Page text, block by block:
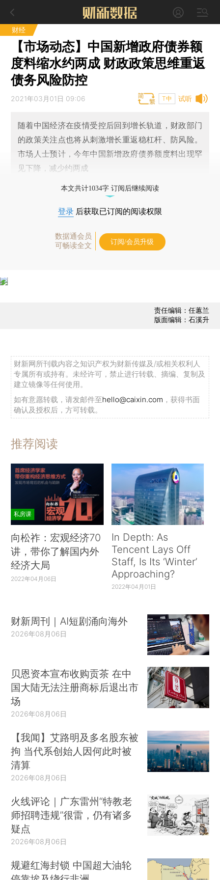
财经
【市场动态】中国新增政府债券额
度料缩水约两成 财政政策思维重返
债务风险防控
试听
2021年03月01日 09:06 T中
随着中国经济在疫情受控后回到增长轨道，财政部门
的政策关注点也将从刺激增长重返稳杠杆、防风险。
市场人士预计，今年中国新增政府债券额度料出现罕
见下降，减少约两成
本文共计1034字 订阅后继续阅读
登录 后获取已订阅的阅读权限
数据通会员
可畅读全文
订阅/会员升级
责任编辑：任蕙兰
版面编辑：石溪升
财新网所刊载内容之知识产权为财新传媒及/或相关权利人
专属所有或持有。未经许可，禁止进行转载、摘编、复制及
建立镜像等任何使用。
如有意愿转载，请发邮件至hello@caixin.com ，获得书面
确认及授权后，方可转载。
推荐阅读
私房课
向松祚：宏观经济70
讲，带你了解国内外
经济大局
2022年04月06日
In Depth: As
Tencent Lays Off
Staff, Is Its ‘Winter’
Approaching?
2022年04月01日
财新周刊｜AI短剧涌向海外
2026年08月06日
贝恩资本宣布收购贡茶 在中
国大陆无法注册商标后退出市
场
2026年08月06日
【我闻】艾路明及多名股东被
拘 当代系创始人因何此时被
清算
2026年08月06日
火线评论｜广东雷州“特教老
师招聘违规”很雷，仍有诸多
疑点
2026年08月06日
规避红海封锁 中国超大油轮